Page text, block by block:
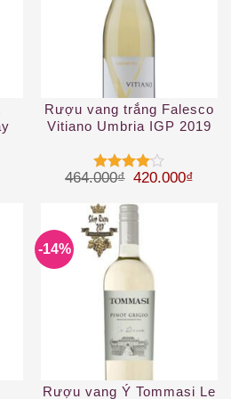
260.000₫.
Giá hiện tại là: 235.000₫.
Rượu vang trắng Falesco
Vitiano Umbria IGP 2019
Được
45 sao
464.000₫ Giá gốc là:
420.000₫
-14%
Rượu vang Ý Tommasi Le